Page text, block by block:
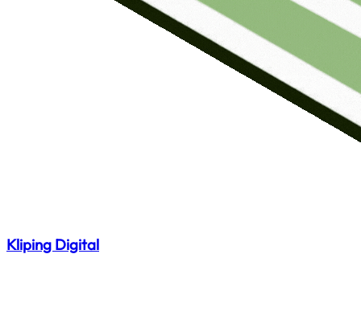
Kliping Digital